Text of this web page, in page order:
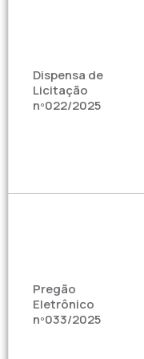
Dispensa de
Licitação
nº022/2025
Pregão
Eletrônico
nº033/2025